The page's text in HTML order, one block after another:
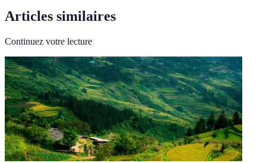
Articles similaires
Continuez votre lecture